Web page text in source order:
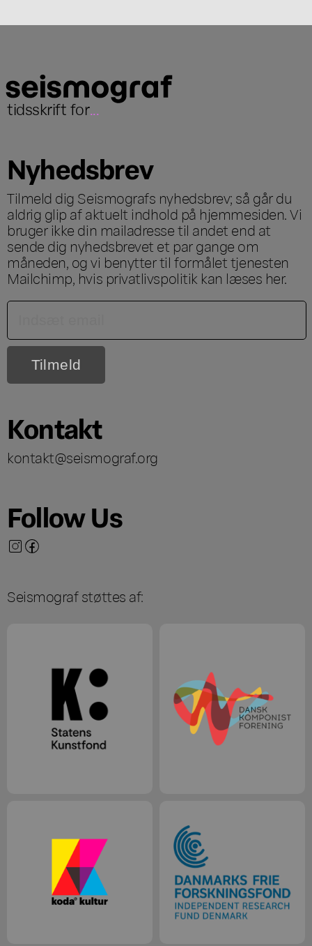
tidsskrift for...
Nyhedsbrev
Tilmeld dig Seismografs nyhedsbrev; så går du
aldrig glip af aktuelt indhold på hjemmesiden. Vi
bruger ikke din mailadresse til andet end at
sende dig nyhedsbrevet et par gange om
måneden, og vi benytter til formålet tjenesten
Mailchimp, hvis privatlivspolitik kan læses her.
Kontakt
kontakt@seismograf.org
Follow Us
Seismograf støttes af: